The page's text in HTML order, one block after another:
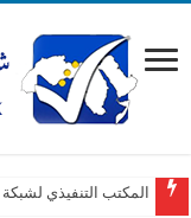
المكتب التنفيذي